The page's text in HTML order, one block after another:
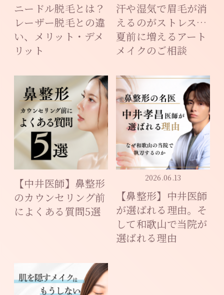
ニードル脱毛とは？
レーザー脱毛との違
い、メリット・デメ
リット
汗や湿気で眉毛が消
えるのがストレス…
夏前に増えるアート
メイクのご相談
【中井医師】鼻整形
のカウンセリング前
によくある質問5選
2026.06.13
【鼻整形】中井医師
が選ばれる理由。そ
して和歌山で当院が
選ばれる理由